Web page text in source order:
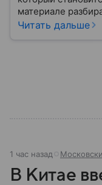
материале
как распознать
Читать дальше
1 час назад
В Китае